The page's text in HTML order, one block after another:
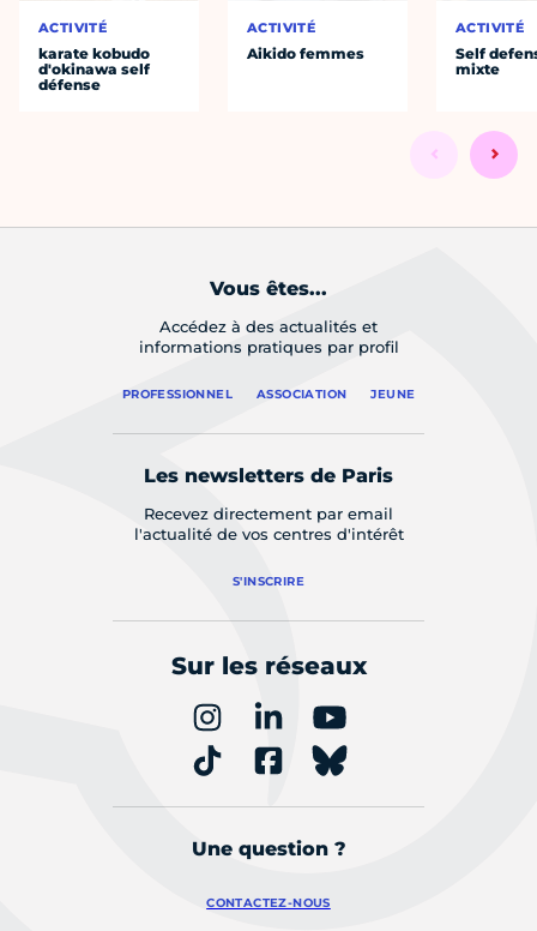
ACTIVITÉ
karate kobudo
d'okinawa self
défense
ACTIVITÉ
Aikido femmes
ACTIVITÉ
Self
mixte
Vous êtes...
Accédez à des actualités et
informations pratiques par profil
PROFESSIONNEL ASSOCIATION JEUNE
Les newsletters de Paris
Recevez directement par email
l'actualité de vos centres d'intérêt
S'INSCRIRE
Sur les réseaux
Une question ?
CONTACTEZ-NOUS